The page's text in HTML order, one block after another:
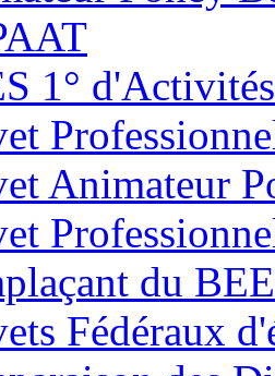
1°
Animateur
du
Fédéraux